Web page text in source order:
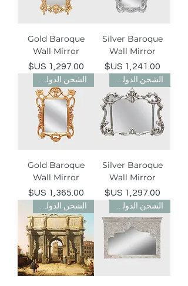
Silver Baroque
Wall Mirror
السعر
Gold Baroque
Wall Mirror
السعر
الشحن الدولي مجاني
Silver Baroque
Wall Mirror
السعر
الشحن الدولي مجاني
Gold Baroque
Wall Mirror
السعر
الشحن الدولي مجاني الشحن الدولي مجاني